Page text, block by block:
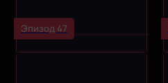
Эпизод 47